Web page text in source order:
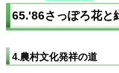
65.'86さっぽろ花と
4.農村文化発祥の道